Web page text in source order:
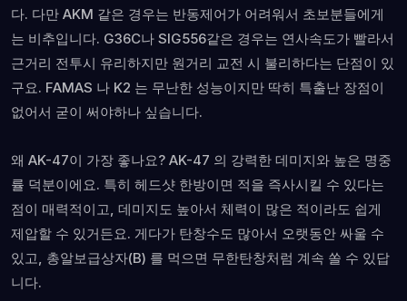
다. 다만 AKM 같은 경우는 반동제어가 어려워서 초보분들에게
는 비추입니다. G36C나 SIG556같은 경우는 연사속도가 빨라서
근거리 전투시 유리하지만 원거리 교전 시 불리하다는 단점이 있
구요. FAMAS 나 K2 는 무난한 성능이지만 딱히 특출난 장점이
없어서 굳이 써야하나 싶습니다.
왜 AK-47이 가장 좋나요? AK-47 의 강력한 데미지와 높은 명중
률 덕분이에요. 특히 헤드샷 한방이면 적을 즉사시킬 수 있다는
점이 매력적이고, 데미지도 높아서 체력이 많은 적이라도 쉽게
제압할 수 있거든요. 게다가 탄창수도 많아서 오랫동안 싸울 수
있고, 총알보급상자(B) 를 먹으면 무한탄창처럼 계속 쏠 수 있답
니다.